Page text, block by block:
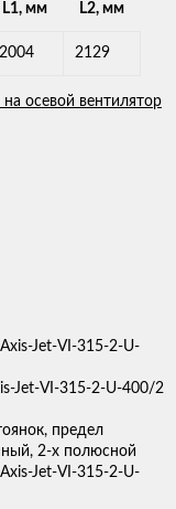
L1, мм L2, мм
2004 2129
осевой вентилятор
Jet-VI-315-2-U-400/2
предел
2-х полюсной